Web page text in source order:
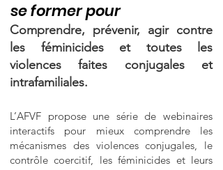
se former pour
Comprendre, prévenir, agir contre
les féminicides et toutes les
violences faites conjugales et
intrafamiliales.
L’AFVF propose une série de webinaires
interactifs pour mieux comprendre les
mécanismes des violences conjugales, le
contrôle coercitif, les féminicides et leurs